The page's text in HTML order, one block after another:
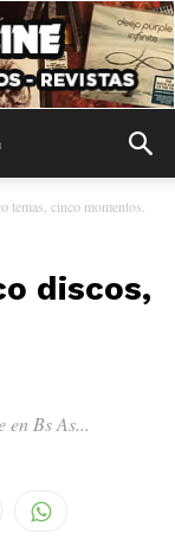
cinco momentos.
discos,
en Bs As...